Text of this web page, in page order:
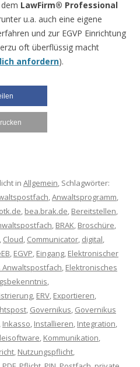
LawFirm® Professional
u.a. auch eine eigene
und zur EGVP Einrichtung
oft überflüssig macht
anfordern).
in Allgemein, Schlagwörter:
,Anwaltsprogramm,
, bea.brak.de, Bereitstellen,
, BRAK, Broschüre,
, Cloud, Communicator, digital,
, EGVP, Eingang, Elektronischer
, Elektronisches
,
, ERV, Exportieren,
, Governikus, Governikus
, Inkasso, Installieren, Integration,
, Kommunikation,
, Nutzungspflicht,